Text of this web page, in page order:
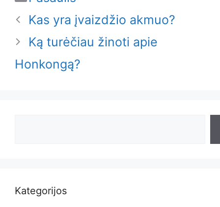
Kas yra įvaizdžio akmuo?
Ką turėčiau žinoti apie
Honkongą?
Kategorijos